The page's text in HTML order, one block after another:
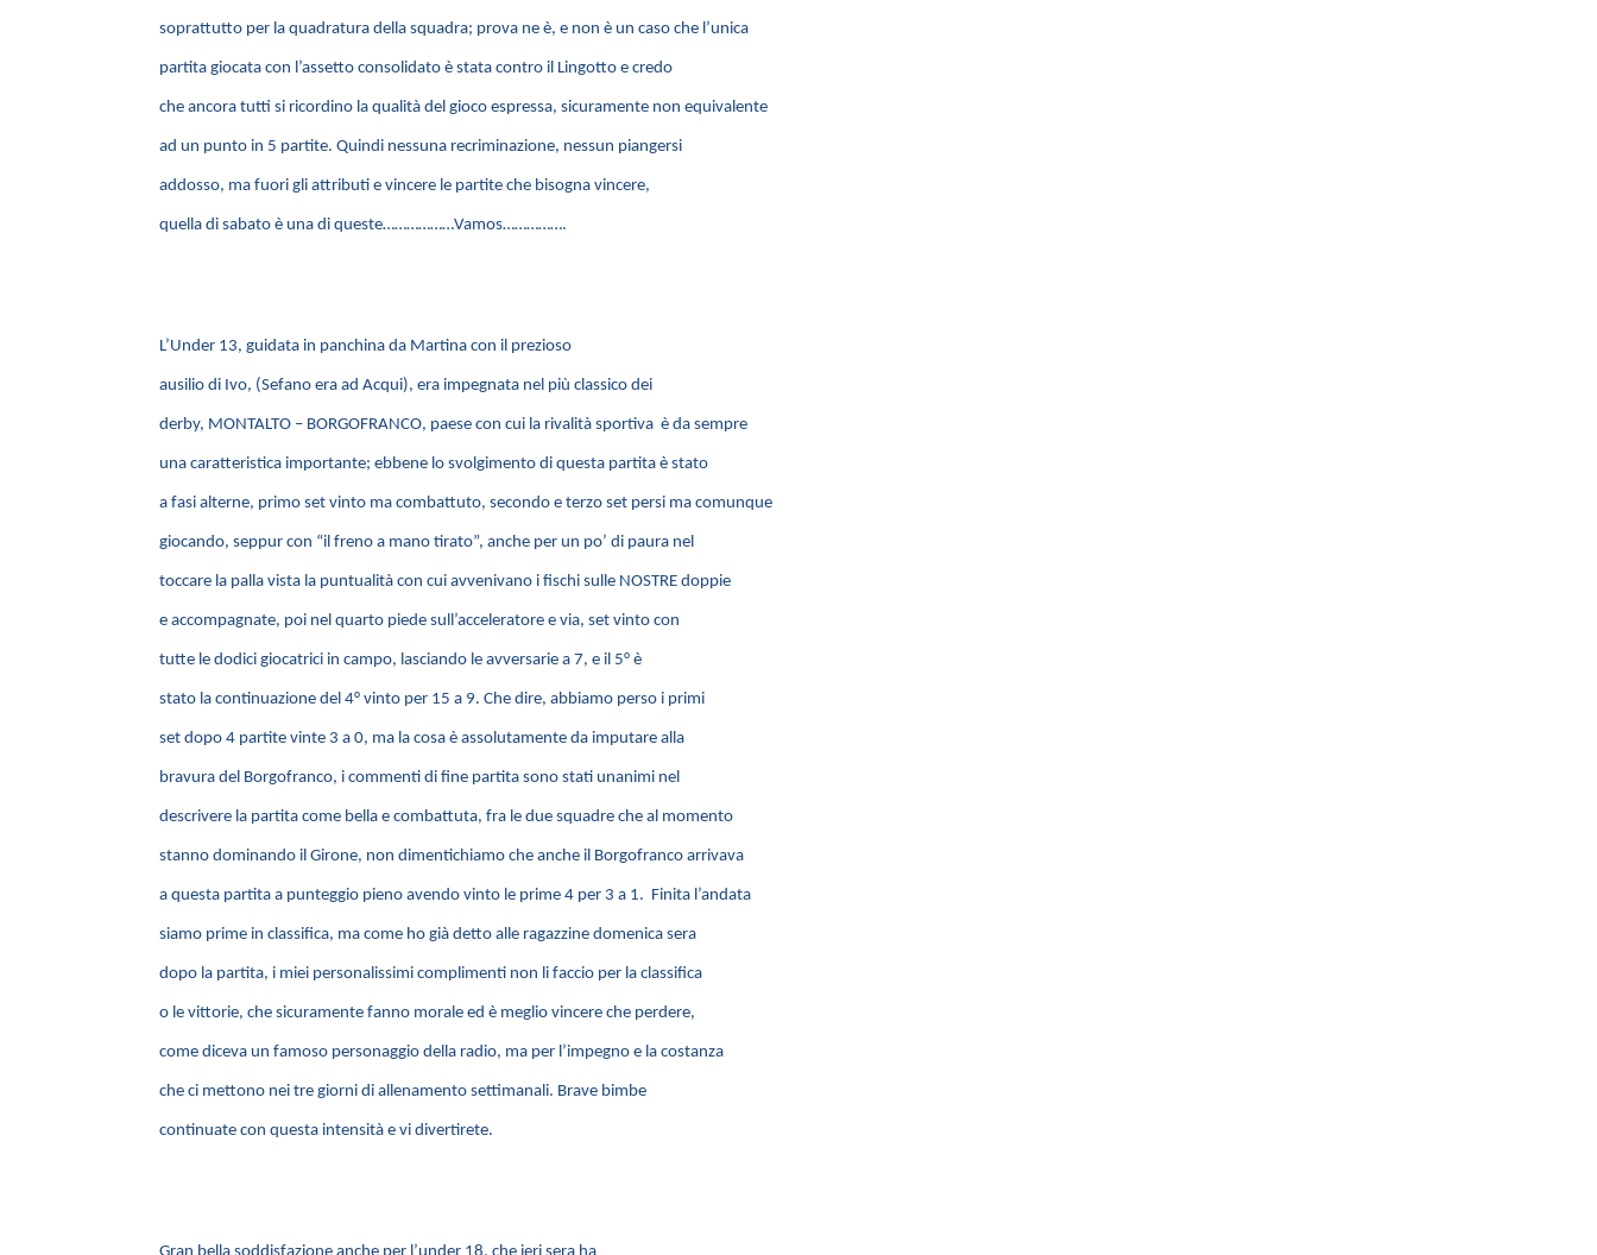
soprattutto per la quadratura della squadra; prova ne è, e non è un caso che l’unica
partita giocata con l’assetto consolidato è stata contro il Lingotto e credo
che ancora tutti si ricordino la qualità del gioco espressa, sicuramente non equivalente
ad un punto in 5 partite. Quindi nessuna recriminazione, nessun piangersi
addosso, ma fuori gli attributi e vincere le partite che bisogna vincere,
quella di sabato è una di queste………………Vamos…………….
L’Under 13, guidata in panchina da Martina con il prezioso
ausilio di Ivo, (Sefano era ad Acqui), era impegnata nel più classico dei
derby, MONTALTO – BORGOFRANCO, paese con cui la rivalità sportiva è da sempre
una caratteristica importante; ebbene lo svolgimento di questa partita è stato
a fasi alterne, primo set vinto ma combattuto, secondo e terzo set persi ma comunque
giocando, seppur con “il freno a mano tirato”, anche per un po’ di paura nel
toccare la palla vista la puntualità con cui avvenivano i fischi sulle NOSTRE doppie
e accompagnate, poi nel quarto piede sull’acceleratore e via, set vinto con
tutte le dodici giocatrici in campo, lasciando le avversarie a 7, e il 5° è
stato la continuazione del 4° vinto per 15 a 9. Che dire, abbiamo perso i primi
set dopo 4 partite vinte 3 a 0, ma la cosa è assolutamente da imputare alla
bravura del Borgofranco, i commenti di fine partita sono stati unanimi nel
descrivere la partita come bella e combattuta, fra le due squadre che al momento
stanno dominando il Girone, non dimentichiamo che anche il Borgofranco arrivava
a questa partita a punteggio pieno avendo vinto le prime 4 per 3 a 1. Finita l’andata
siamo prime in classifica, ma come ho già detto alle ragazzine domenica sera
dopo la partita, i miei personalissimi complimenti non li faccio per la classifica
o le vittorie, che sicuramente fanno morale ed è meglio vincere che perdere,
come diceva un famoso personaggio della radio, ma per l’impegno e la costanza
che ci mettono nei tre giorni di allenamento settimanali. Brave bimbe
continuate con questa intensità e vi divertirete.